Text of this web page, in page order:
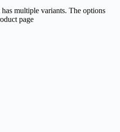
multiple variants. The options
page